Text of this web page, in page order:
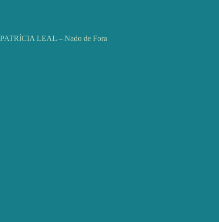
PATRÍCIA LEAL – Nado de Fora